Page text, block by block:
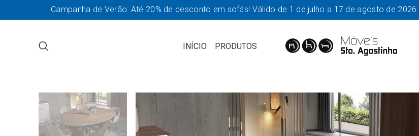
INÍCIO PRODUTOS
Campanha de Verão: Até 20% de desconto em sofás! Válido de 1 de julho a 17 de agosto de 2026.